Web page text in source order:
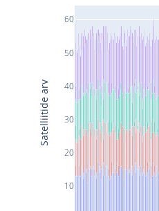
10
20
30
40
50
60
Satelliitide arv